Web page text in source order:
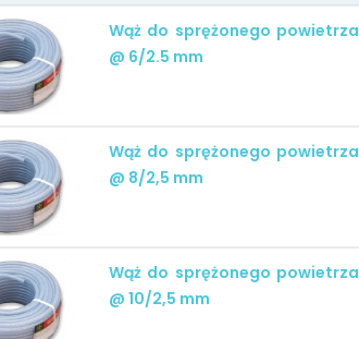
Wąż do sprężonego powietrza
@ 6/2.5 mm
Wąż do sprężonego powietrza
@ 8/2,5 mm
Wąż do sprężonego powietrza
@ 10/2,5 mm